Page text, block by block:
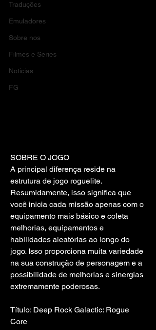
Traduções
Emuladores
Sobre nos
Filmes e Series
Noticias
FG
SOBRE O JOGO
A principal diferença reside na
estrutura de jogo roguelite.
Resumidamente, isso significa que
você inicia cada missão apenas com o
equipamento mais básico e coleta
melhorias, equipamentos e
habilidades aleatórias ao longo do
jogo. Isso proporciona muita variedade
na sua construção de personagem e a
possibilidade de melhorias e sinergias
extremamente poderosas.
Título: Deep Rock Galactic: Rogue
Core